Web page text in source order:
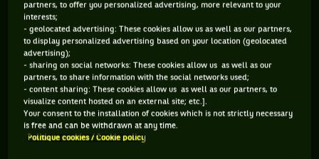
soutenir des enfants malades, avec un mantra : « Donner du
sens à sa notoriété. » C’est dans cette optique qu’elle
annonce le lancement de sa fondation, en mai 2022. « La
mission de cette organisation, c’est de pouvoir encourager la
pratique sportive adaptée auprès d’enfants malades ou
porteurs d’un handicap en Belgique », expliquait l’ex-numéro
1 mondiale au quotidien belge La DH Les Sports. La structure
travaille notamment de pair avec Gym and Joy, un
partners, to offer you personalized advertising, more relevant to your
interests;
- geolocated advertising: These cookies allow us as well as our partners,
to display personalized advertising based on your location (geolocated
advertising);
- sharing on social networks: These cookies allow us as well as our
partners, to share information with the social networks used;
- content sharing: These cookies allow us as well as our partners, to
visualize content hosted on an external site; etc.].
Your consent to the installation of cookies which is not strictly necessary
is free and can be withdrawn at any time.
Politique cookies / Cookie policy